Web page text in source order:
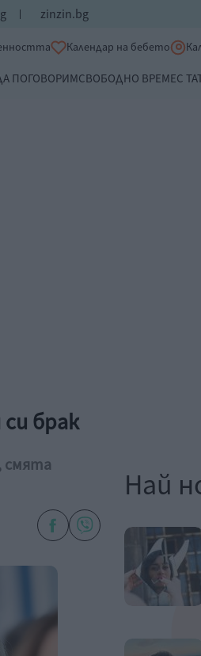
zinzin.bg
Календар на бебето
ПОГОВОРИМСВОБОДНО ВРЕМЕС
брак
смята
Най